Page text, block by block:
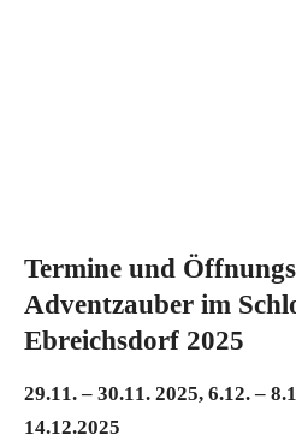
Termine und
Adventzauber im
Ebreichsdorf 2025
29.11. – 30.11. 2025, 6.12. –
14.12.2025